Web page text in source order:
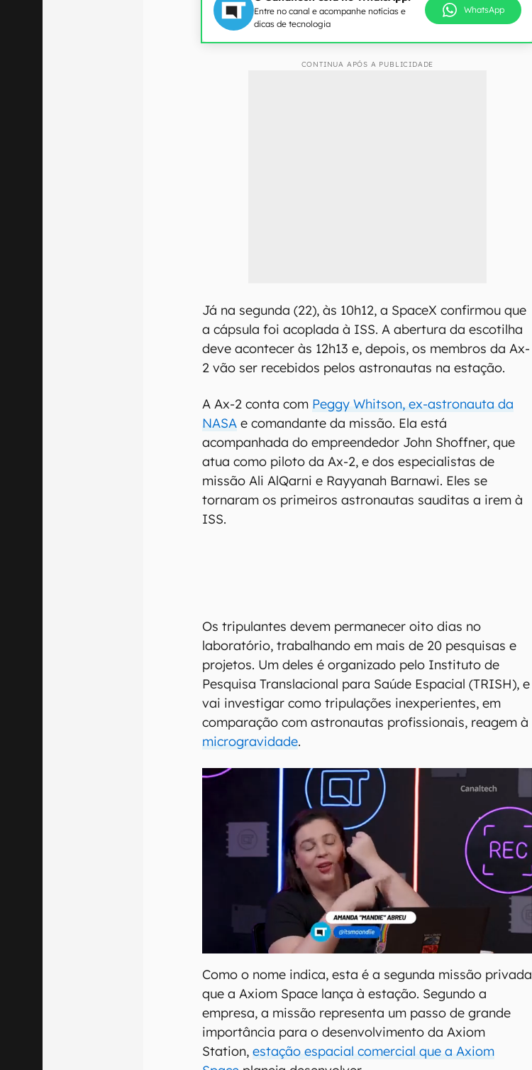
Entre no canal e acompanhe notícias e
dicas de tecnologia
WhatsApp
CONTINUA APÓS A PUBLICIDADE
Já na segunda (22), às 10h12, a SpaceX confirmou que
a cápsula foi acoplada à ISS. A abertura da escotilha
deve acontecer às 12h13 e, depois, os membros da Ax-
2 vão ser recebidos pelos astronautas na estação.
A Ax-2 conta com Peggy Whitson, ex-astronauta da
NASA e comandante da missão. Ela está
acompanhada do empreendedor John Shoffner, que
atua como piloto da Ax-2, e dos especialistas de
missão Ali AlQarni e Rayyanah Barnawi. Eles se
tornaram os primeiros astronautas sauditas a irem à
ISS.
Os tripulantes devem permanecer oito dias no
laboratório, trabalhando em mais de 20 pesquisas e
projetos. Um deles é organizado pelo Instituto de
Pesquisa Translacional para Saúde Espacial (TRISH), e
vai investigar como tripulações inexperientes, em
comparação com astronautas profissionais, reagem à
microgravidade.
Como o nome indica, esta é a segunda missão privada
que a Axiom Space lança à estação. Segundo a
empresa, a missão representa um passo de grande
importância para o desenvolvimento da Axiom
Station,estação espacial comercial que a Axiom